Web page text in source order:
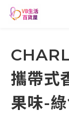
攜帶式
果味-